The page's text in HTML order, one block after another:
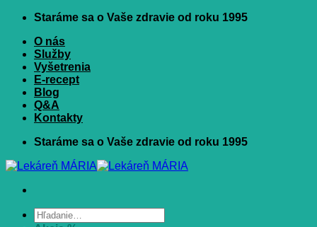
Skip
content
Staráme sa o Vaše zdravie od roku 1995
O nás
Služby
Vyšetrenia
E-recept
Blog
Q&A
Kontakty
Staráme sa o Vaše zdravie od roku 1995
Hľadať: